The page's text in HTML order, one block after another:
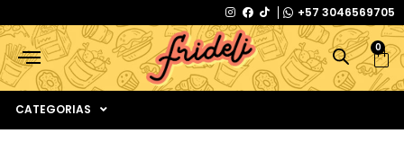
+57 3046569705
0
CATEGORIAS